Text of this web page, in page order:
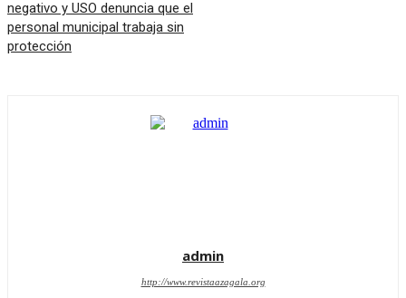
negativo y USO denuncia que el
personal municipal trabaja sin
protección
admin
http://www.revistaazagala.org